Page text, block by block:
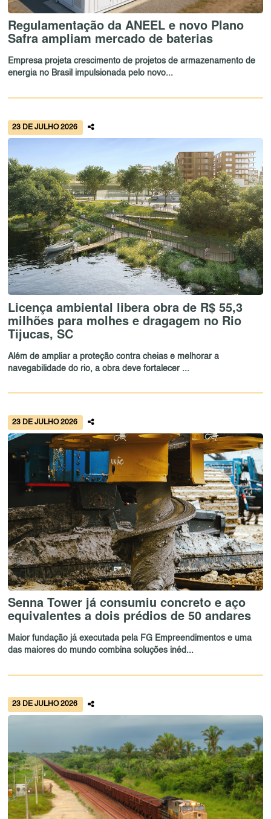
Regulamentação da ANEEL e novo Plano
Safra ampliam mercado de baterias
Empresa projeta crescimento de projetos de armazenamento de
energia no Brasil impulsionada pelo novo...
23 DE JULHO 2026
Licença ambiental libera obra de R$ 55,3
milhões para molhes e dragagem no Rio
Tijucas, SC
Além de ampliar a proteção contra cheias e melhorar a
navegabilidade do rio, a obra deve fortalecer ...
23 DE JULHO 2026
Senna Tower já consumiu concreto e aço
equivalentes a dois prédios de 50 andares
Maior fundação já executada pela FG Empreendimentos e uma
das maiores do mundo combina soluções inéd...
23 DE JULHO 2026